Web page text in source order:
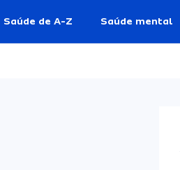
Saúde de A-Z Saúde mental